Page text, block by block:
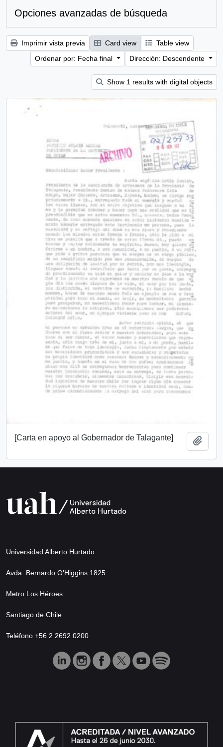
Opciones avanzadas de búsqueda
Imprimir vista previa Card view
Table view
Ordenar por: Fecha final
Dirección: Descendente
Show 1 results with digital objects
[Carta en apoyo al Gobernador de Talagante]
Universidad Alberto Hurtado
Avda. Bernardo O’Higgins 1825
Metro Los Héroes
Santiago de Chile
Teléfono +56 2 2692 0200